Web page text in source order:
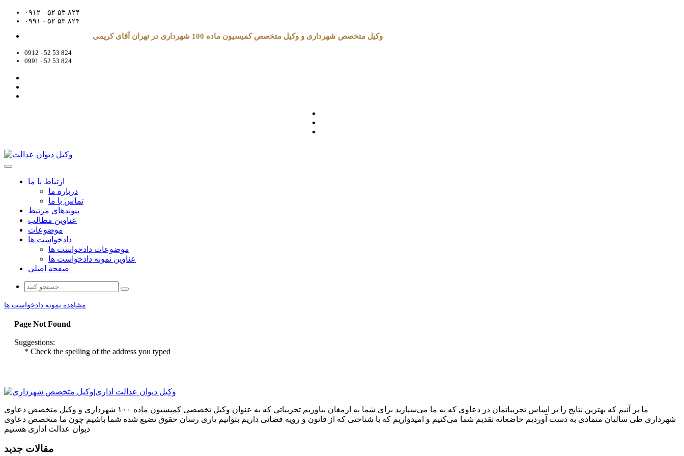
۰۹۱۲ - ۵۲ ۵۳ ۸۲۴
۰۹۹۱ - ۵۲ ۵۳ ۸۲۴
وکیل متخصص شهرداری و وکیل متخصص کمیسیون ماده 100 شهرداری در تهران آقای کریمی
0912 - 52 53 824
0991 - 52 53 824
ارتباط با ما
درباره ما
تماس با ما
پیوندهای مرتبط
عناوین مطالب
موضوعات
دادخواست ها
موضوعات دادخواست ها
عناوین نمونه دادخواست ها
صفحه اصلی
مشاهده نمونه دادخواست ها
Page Not Found
Suggestions:
* Check the spelling of the address you typed
ما بر آنیم که بهترین نتایج را بر اساس تجربیاتمان در دعاوی که به ما می‌سپارید برای شما به ارمغان بیاوریم تجربیاتی که به عنوان وکیل تخصصی کمیسیون ماده ۱۰۰ شهرداری و وکیل متخصص دعاوی
شهرداری طی سالیان متمادی به دست آوردیم خاضعانه تقدیم شما می‌کنیم و امیدواریم که با شناختی که از قانون و رویه قضائی داریم بتوانیم یاری رسان حقوق تضیع شده شما باشیم چون ما متخصص دعاوی
دیوان عدالت اداری هستیم
مقالات جدید